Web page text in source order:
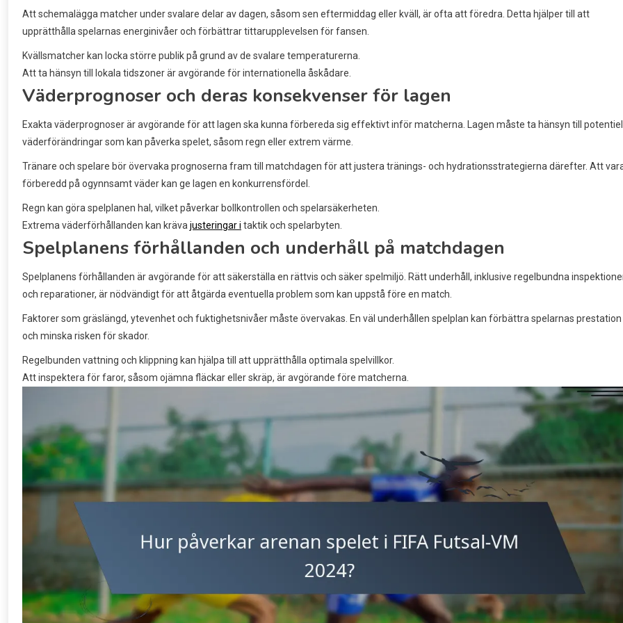
Att schemalägga matcher under svalare delar av dagen, såsom sen eftermiddag eller kväll, är ofta att föredra. Detta hjälper till att
upprätthålla spelarnas energinivåer och förbättrar tittarupplevelsen för fansen.
Kvällsmatcher kan locka större publik på grund av de svalare temperaturerna.
Att ta hänsyn till lokala tidszoner är avgörande för internationella åskådare.
Väderprognoser och deras konsekvenser för lagen
Exakta väderprognoser är avgörande för att lagen ska kunna förbereda sig effektivt inför matcherna. Lagen måste ta hänsyn till
väderförändringar som kan påverka spelet, såsom regn eller extrem värme.
Tränare och spelare bör övervaka prognoserna fram till matchdagen för att justera tränings- och hydrationsstrategierna därefter. Att
förberedd på ogynnsamt väder kan ge lagen en konkurrensfördel.
Regn kan göra spelplanen hal, vilket påverkar bollkontrollen och spelarsäkerheten.
Extrema väderförhållanden kan kräva justeringar i taktik och spelarbyten.
Spelplanens förhållanden och underhåll på matchdagen
Spelplanens förhållanden är avgörande för att säkerställa en rättvis och säker spelmiljö. Rätt underhåll, inklusive regelbundna
och reparationer, är nödvändigt för att åtgärda eventuella problem som kan uppstå före en match.
Faktorer som gräslängd, ytevenhet och fuktighetsnivåer måste övervakas. En väl underhållen spelplan kan förbättra spelarnas prestation
och minska risken för skador.
Regelbunden vattning och klippning kan hjälpa till att upprätthålla optimala spelvillkor.
Att inspektera för faror, såsom ojämna fläckar eller skräp, är avgörande före matcherna.